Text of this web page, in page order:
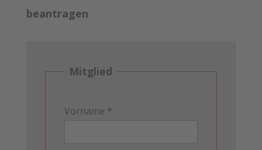
beantragen
Mitglied
Vorname *